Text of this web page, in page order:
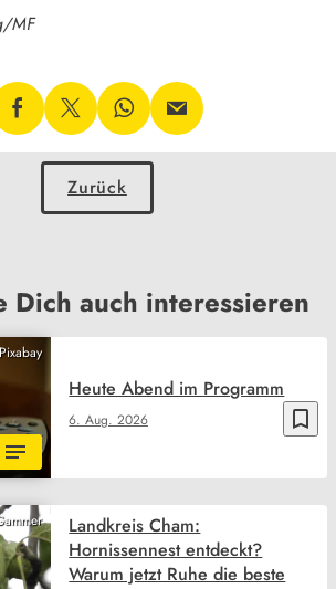
MF
Zurück
Dich auch interessieren
bookmark_border
6. Aug. 2026
Heute Abend im Programm
Landkreis Cham:
Hornissennest entdeckt?
Warum jetzt Ruhe die beste